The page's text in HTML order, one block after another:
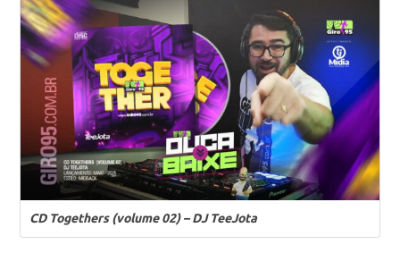
CD Togethers (volume 02) – DJ TeeJota